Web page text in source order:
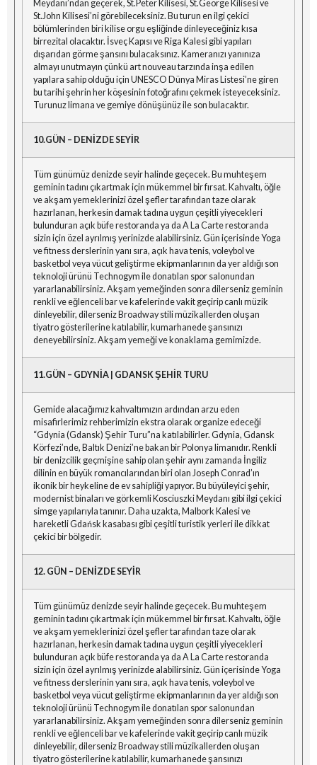
Meydanı’ndan geçerek, St.Peter Kilisesi, St.George Kilisesi ve
St.John Kilisesi’ni görebileceksiniz. Bu turun en ilgi çekici
bölümlerinden biri kilise orgu eşliğinde dinleyeceğiniz kısa
birrezital olacaktır. İsveç Kapısı ve Riga Kalesi gibi yapıları
dışarıdan görme şansını bulacaksınız. Kameranızı yanınıza
almayı unutmayın çünkü art nouveau tarzında inşa edilen
yapılara sahip olduğu için UNESCO Dünya Miras Listesi’ne giren
bu tarihi şehrin her köşesinin fotoğrafını çekmek isteyeceksiniz.
Turunuz limana ve gemiye dönüşünüz ile son bulacaktır.
10.GÜN – DENİZDE SEYİR
Tüm günümüz denizde seyir halinde geçecek. Bu muhteşem
geminin tadını çıkartmak için mükemmel bir fırsat. Kahvaltı, öğle
ve akşam yemeklerinizi özel şefler tarafından taze olarak
hazırlanan, herkesin damak tadına uygun çeşitli yiyecekleri
bulunduran açık büfe restoranda ya da A La Carte restoranda
sizin için özel ayrılmış yerinizde alabilirsiniz. Gün içerisinde Yoga
ve fitness derslerinin yanı sıra, açık hava tenis, voleybol ve
basketbol veya vücut geliştirme ekipmanlarının da yer aldığı son
teknoloji ürünü Technogym ile donatılan spor salonundan
yararlanabilirsiniz. Akşam yemeğinden sonra dilerseniz geminin
renkli ve eğlenceli bar ve kafelerinde vakit geçirip canlı müzik
dinleyebilir, dilerseniz Broadway stili müzikallerden oluşan
tiyatro gösterilerine katılabilir, kumarhanede şansınızı
deneyebilirsiniz. Akşam yemeği ve konaklama gemimizde.
11.GÜN – GDYNİA | GDANSK ŞEHİR TURU
Gemide alacağımız kahvaltımızın ardından arzu eden
misafirlerimiz rehberimizin ekstra olarak organize edeceği
“Gdynia (Gdansk) Şehir Turu”na katılabilirler. Gdynia, Gdansk
Körfezi’nde, Baltık Denizi’ne bakan bir Polonya limanıdır. Renkli
bir denizcilik geçmişine sahip olan şehir aynı zamanda İngiliz
dilinin en büyük romancılarından biri olan Joseph Conrad’ın
ikonik bir heykeline de ev sahipliği yapıyor. Bu büyüleyici şehir,
modernist binaları ve görkemli Kosciuszki Meydanı gibi ilgi çekici
simge yapılarıyla tanınır. Daha uzakta, Malbork Kalesi ve
hareketli Gdańsk kasabası gibi çeşitli turistik yerleri ile dikkat
çekici bir bölgedir.
12. GÜN – DENİZDE SEYİR
Tüm günümüz denizde seyir halinde geçecek. Bu muhteşem
geminin tadını çıkartmak için mükemmel bir fırsat. Kahvaltı, öğle
ve akşam yemeklerinizi özel şefler tarafından taze olarak
hazırlanan, herkesin damak tadına uygun çeşitli yiyecekleri
bulunduran açık büfe restoranda ya da A La Carte restoranda
sizin için özel ayrılmış yerinizde alabilirsiniz. Gün içerisinde Yoga
ve fitness derslerinin yanı sıra, açık hava tenis, voleybol ve
basketbol veya vücut geliştirme ekipmanlarının da yer aldığı son
teknoloji ürünü Technogym ile donatılan spor salonundan
yararlanabilirsiniz. Akşam yemeğinden sonra dilerseniz geminin
renkli ve eğlenceli bar ve kafelerinde vakit geçirip canlı müzik
dinleyebilir, dilerseniz Broadway stili müzikallerden oluşan
tiyatro gösterilerine katılabilir, kumarhanede şansınızı